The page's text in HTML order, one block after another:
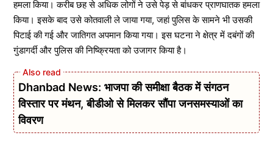
हमला किया। करीब छह से अधिक लोगों ने उसे पेड़ से बांधकर प्राणघातक हमला
किया। इसके बाद उसे कोतवाली ले जाया गया, जहां पुलिस के सामने भी उसकी
पिटाई की गई और जातिगत अपमान किया गया। इस घटना ने क्षेत्र में दबंगों की
गुंडागर्दी और पुलिस की निष्क्रियता को उजागर किया है।
Dhanbad News: भाजपा की समीक्षा बैठक में संगठन
विस्तार पर मंथन, बीडीओ से मिलकर सौंपा जनसमस्याओं का
विवरण